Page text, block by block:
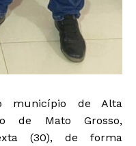
município de Alta
de Mato Grosso,
(30), de forma